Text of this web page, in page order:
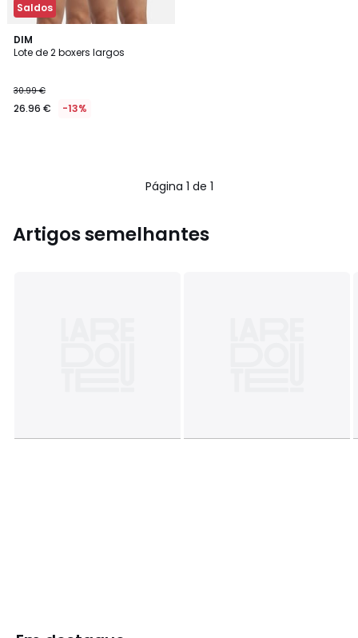
Saldos
DIM
Lote de 2 boxers largos
30.99 €
26.96 € -13%
Página 1 de 1
Artigos semelhantes